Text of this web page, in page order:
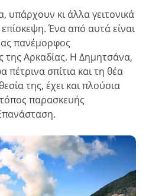
υπάρχουν κι άλλα γειτονικά
Ένα από αυτά είναι
πανέμορφος
της Αρκαδίας. Η Δημητσάνα,
σπίτια και τη θέα
της, έχει και πλούσια
παρασκευής